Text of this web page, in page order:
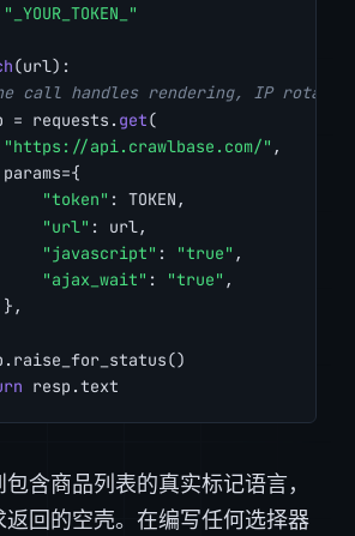
"_YOUR_TOKEN_"
(url):
call handles rendering, IP
= requests.
get(
"https://api.crawlbase.com/" ,
"token" : TOKEN,
"url" : url,
"javascript" : "true" ,
"ajax_wait" : "true" ,
resp.text
含商品列表的真实标记语言，
回的空壳。在编写任何选择器